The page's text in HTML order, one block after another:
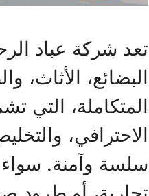
تعد شركة عباد
البضائع،
المتكاملة، التي
الاحترافي،
سلسة وآمنة.